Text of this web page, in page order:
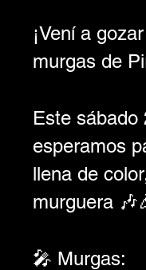
¡Vení a
murgas de
Este sábado
esperamos
llena de
murguera
🎤 Murgas: